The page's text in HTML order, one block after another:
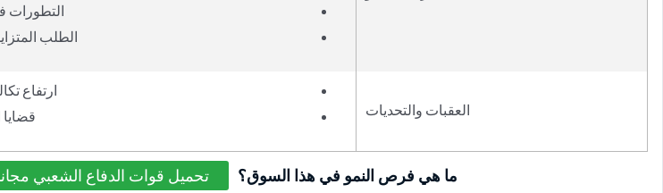
التطورات
الطلب
العقبات والتحديات
ارتفاع
قضايا
ما هي فرص النمو في هذا السوق؟ تحميل قوات الدفاع الشعبي